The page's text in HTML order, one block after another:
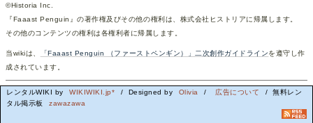
©Historia Inc.
『Faaast Penguin』の著作権及びその他の権利は、株式会社ヒストリアに帰属します。
その他のコンテンツの権利は各権利者に帰属します。
当wikiは、 「Faaast Penguin （ファーストペンギン）」二次創作ガイドラインを遵守し作
成されています。
レンタルWIKI by WIKIWIKI.jp* / Designed by Olivia / 広告について
/ 無料レン
タル掲示板
zawazawa